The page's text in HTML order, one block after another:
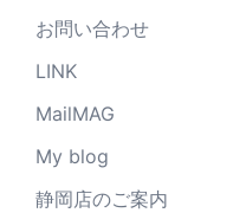
お問い合わせ
LINK
MailMAG
My blog
静岡店のご案内